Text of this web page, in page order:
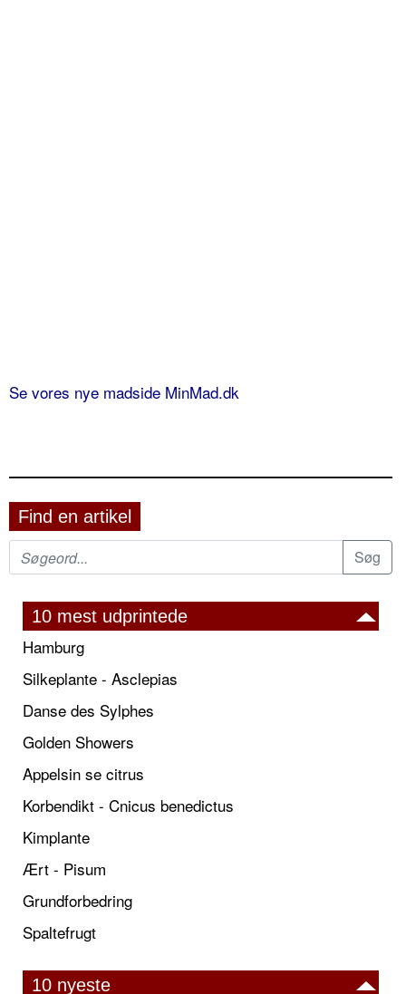
Se vores nye madside MinMad.dk
Find en artikel
10 mest udprintede
Hamburg
Silkeplante - Asclepias
Danse des Sylphes
Golden Showers
Appelsin se citrus
Korbendikt - Cnicus benedictus
Kimplante
Ært - Pisum
Grundforbedring
Spaltefrugt
10 nyeste